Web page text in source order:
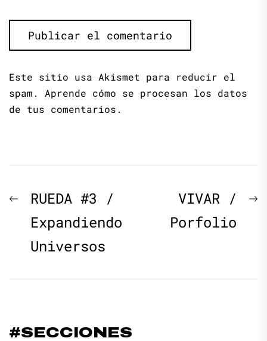
Este sitio usa Akismet para reducir el
spam. Aprende cómo se procesan los datos
de tus comentarios.
Navegación
de
entradas
Previous
post:
RUEDA #3 /
Expandiendo
Universos
VIVAR /
Porfolio
#SECCIONES